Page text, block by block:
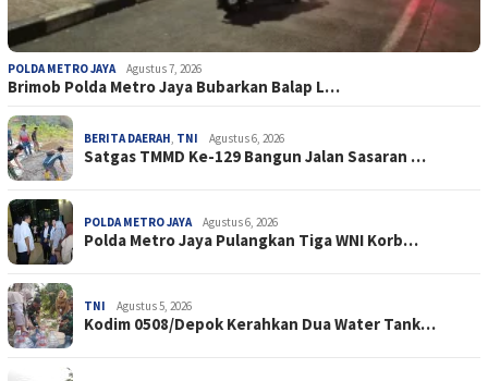
POLDA METRO JAYA Agustus 7, 2026
Brimob Polda Metro Jaya Bubarkan Balap L…
BERITA DAERAH, TNI Agustus 6, 2026
Satgas TMMD Ke-129 Bangun Jalan Sasaran …
POLDA METRO JAYA Agustus 6, 2026
Polda Metro Jaya Pulangkan Tiga WNI Korb…
TNI Agustus 5, 2026
Kodim 0508/Depok Kerahkan Dua Water Tank…